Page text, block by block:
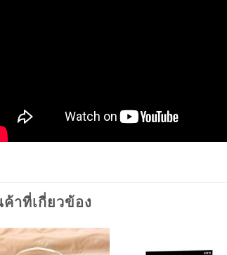
าที่เกี่ยวข้อง